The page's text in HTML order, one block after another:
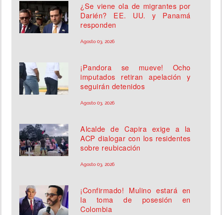
¿Se viene ola de migrantes por
Darién? EE. UU. y Panamá
responden
Agosto 03, 2026
¡Pandora se mueve! Ocho
imputados retiran apelación y
seguirán detenidos
Agosto 03, 2026
Alcalde de Capira exige a la
ACP dialogar con los residentes
sobre reubicación
Agosto 03, 2026
¡Confirmado! Mulino estará en
la toma de posesión en
Colombia